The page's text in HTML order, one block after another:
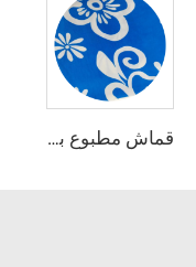
قماش مطبوع بالصبغة مصنوع من بوليستر 100٪ CEY، وزنه 165 جرام لكل متر مربع، مع زخرفة أزهار CEY